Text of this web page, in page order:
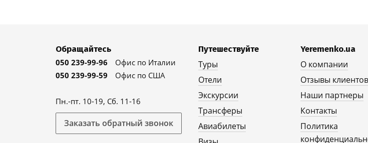
Обращайтесь
050 239-99-96
Офис по Италии
050 239-99-59
Офис по США
Пн.-пт. 10-19, Сб. 11-16
Заказать обратный звонок
Путешествуйте
Туры
Отели
Экскурсии
Трансферы
Авиабилеты
Yeremenko.ua
О компании
Отзывы клиентов
Наши партнеры
Контакты
Политика